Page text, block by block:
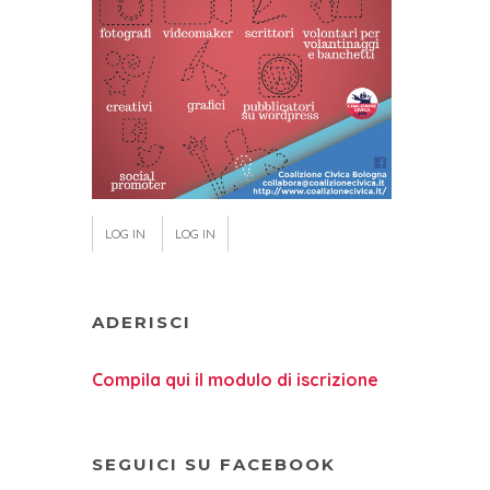
LOG IN LOG IN
ADERISCI
Compila qui il modulo di iscrizione
SEGUICI SU FACEBOOK